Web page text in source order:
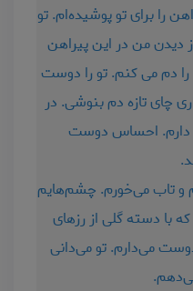
را برای تو پوشیده‌ام. تو
دیدن من در این پیراهن
دم می کنم. تو را دوست
چای تازه دم بنوشی. در
دارم. احساس دوست
و تاب می‌خورم. چشم‌هایم
با دسته گلی از رزهای
می‌دارم. تو می‌دانی